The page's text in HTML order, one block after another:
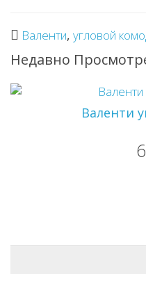
Валенти, угловой
Недавно
Валенти